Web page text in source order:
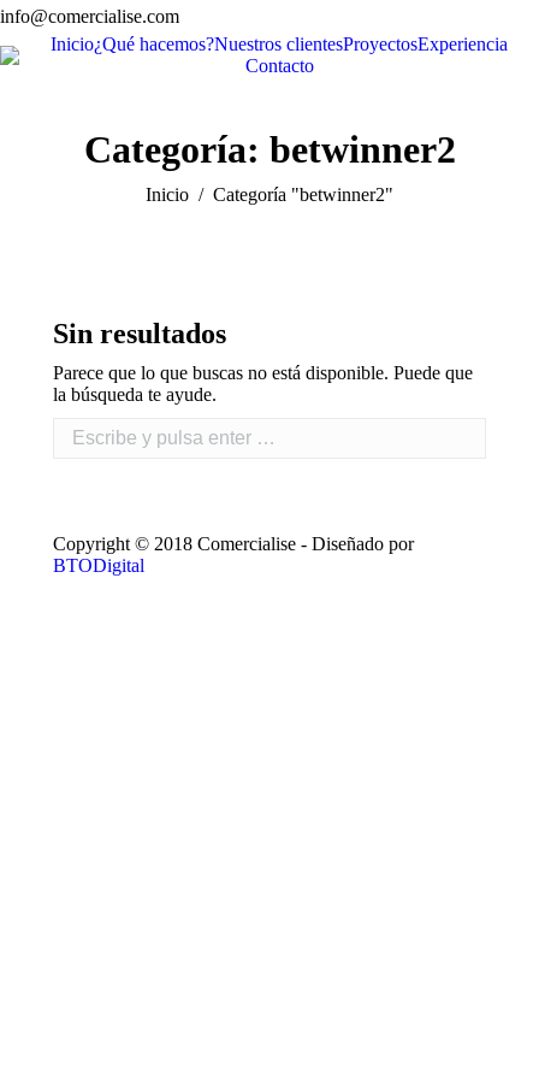
info@comercialise.com
Inicio¿Qué hacemos?Nuestros clientesProyectosExperiencia
Contacto
Categoría: betwinner2
Inicio Categoría "betwinner2"
Sin resultados
Parece que lo que buscas no está disponible. Puede que
la búsqueda te ayude.
Copyright © 2018 Comercialise - Diseñado por
BTODigital